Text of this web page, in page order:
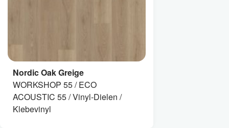
Nordic Oak Greige
WORKSHOP 55 / ECO
ACOUSTIC 55 / Vinyl-Dielen /
Klebevinyl